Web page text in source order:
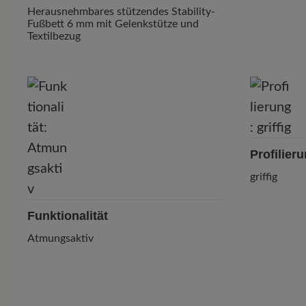
Herausnehmbares stützendes Stability-
Fußbett 6 mm mit Gelenkstütze und
Textilbezug
Funktionalität
Atmungsaktiv
griffig